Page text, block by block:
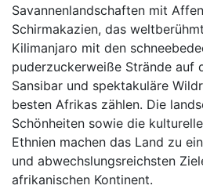
Savannenlandschaften mit
Schirmakazien, das
Kilimanjaro mit den
puderzuckerweiße Strände auf
Sansibar und spektakuläre
besten Afrikas zählen. Die
Schönheiten sowie die
Ethnien machen das Land zu
und abwechslungsreichsten
afrikanischen Kontinent.